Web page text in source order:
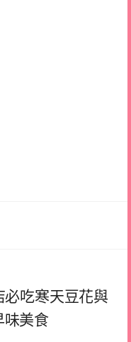
必吃寒天豆花與
味美食